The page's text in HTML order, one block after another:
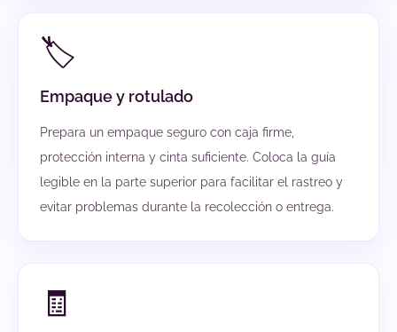
🏷️
Empaque y rotulado
Prepara un empaque seguro con caja firme,
protección interna y cinta suficiente. Coloca la guía
legible en la parte superior para facilitar el rastreo y
evitar problemas durante la recolección o entrega.
🧾